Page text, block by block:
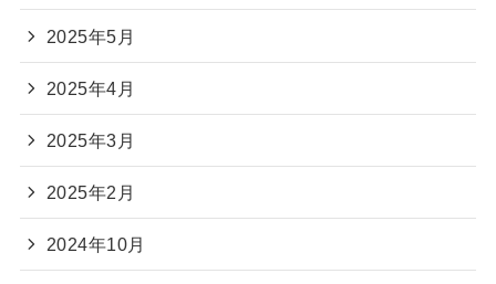
2025年5月
2025年4月
2025年3月
2025年2月
2024年10月